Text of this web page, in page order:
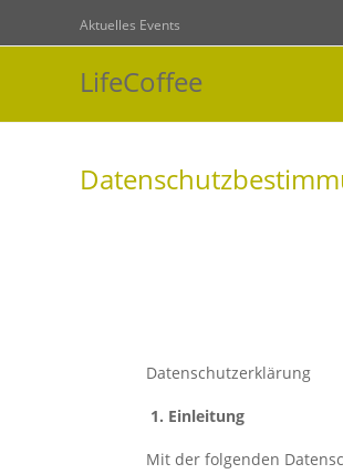
Inhalt
Aktuelles Events
LifeCoffee
Datenschutzerklärung
1. Einleitung
Mit der folgenden